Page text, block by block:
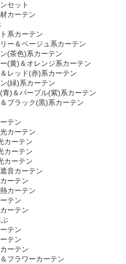
セット
カーテン
系カーテン
ー＆ベージュ系カーテン
(茶色)系カーテン
(黄)＆オレンジ系カーテン
レッド(赤)系カーテン
(緑)系カーテン
青)＆パープル(紫)系カーテン
ブラック(黒)系カーテン
テン
カーテン
カーテン
カーテン
カーテン
音カーテン
ーテン
カーテン
テン
ーテン
テン
テン
ーテン
フラワーカーテン